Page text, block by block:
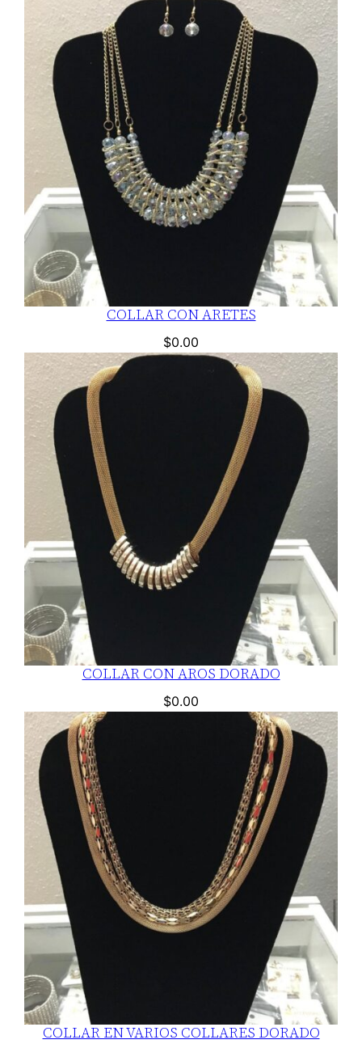
COLLAR CON ARETES
$0.00
COLLAR CON AROS DORADO
$0.00
COLLAR EN VARIOS COLLARES DORADO